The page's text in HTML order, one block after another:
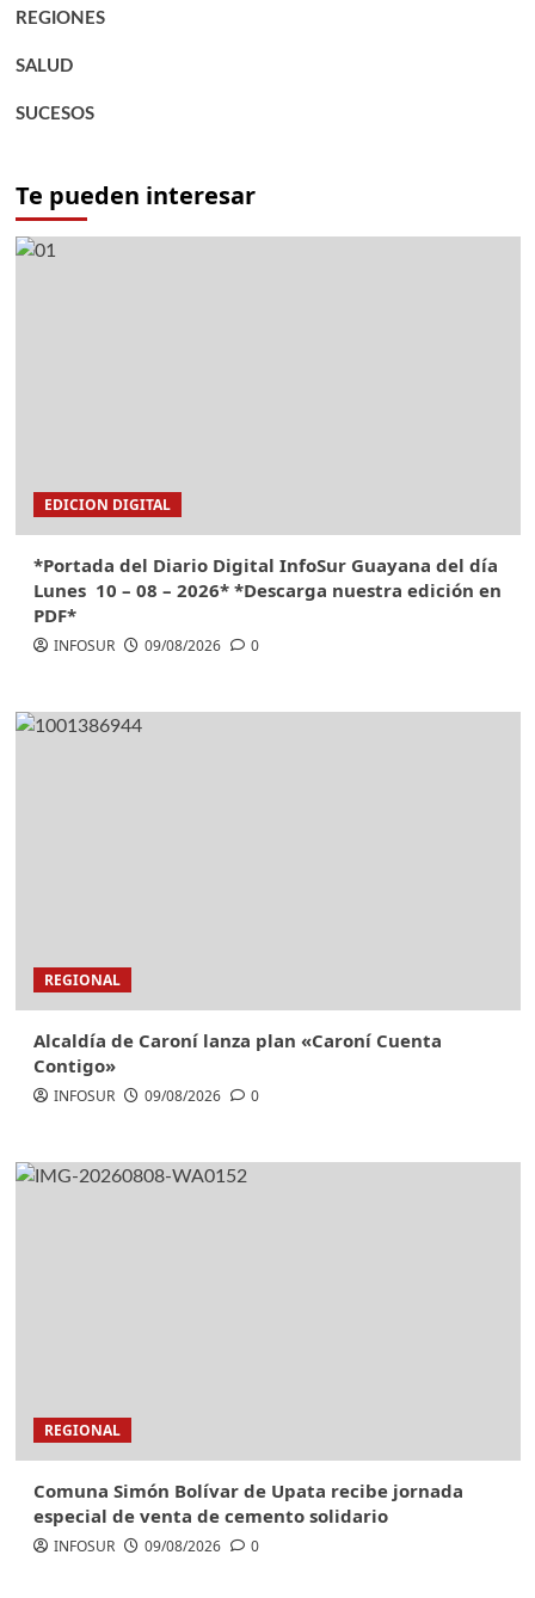
REGIONES
SALUD
SUCESOS
Te pueden interesar
EDICION DIGITAL
*Portada del Diario Digital InfoSur Guayana del día
Lunes 10 – 08 – 2026* *Descarga nuestra edición en
PDF*
INFOSUR 09/08/2026 0
REGIONAL
Alcaldía de Caroní lanza plan «Caroní Cuenta
Contigo»
INFOSUR 09/08/2026 0
REGIONAL
Comuna Simón Bolívar de Upata recibe jornada
especial de venta de cemento solidario
INFOSUR 09/08/2026 0